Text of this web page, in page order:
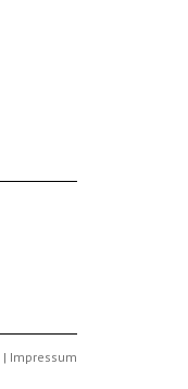
| Impressum